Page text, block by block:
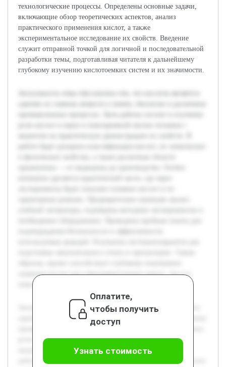
технологические процессы. Определены основные задачи,
включающие обзор теоретических аспектов, анализ
практического применения кислот, а также
экспериментальное исследование их свойств. Введение
служит отправной точкой для логичной и последовательной
разработки темы, подготавливая читателя к дальнейшему
глубокому изучению кислотоемких систем и их значимости.
значения кислот как в фундаментальных науках, так и в
повседневной деятельности человека.
Актуальность темы обусловлена тем, что кислоты являются
одними из главных веществ в химии, биологии и различных
роли кислот в науке и повседневной жизни человека с
акцентом на практическую демонстрацию их свойств. В
работе будет раскрыта классификация кислот, их химические
Оплатите,
чтобы получить
доступ
Узнать стоимость